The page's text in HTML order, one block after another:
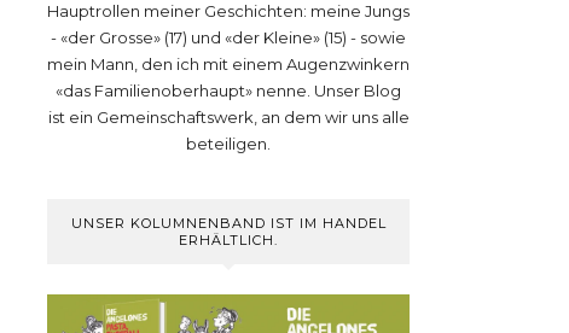
Hauptrollen meiner Geschichten: meine Jungs
- «der Grosse» (17) und «der Kleine» (15) - sowie
mein Mann, den ich mit einem Augenzwinkern
«das Familienoberhaupt» nenne. Unser Blog
ist ein Gemeinschaftswerk, an dem wir uns alle
beteiligen.
UNSER KOLUMNENBAND IST IM HANDEL
ERHÄLTLICH.